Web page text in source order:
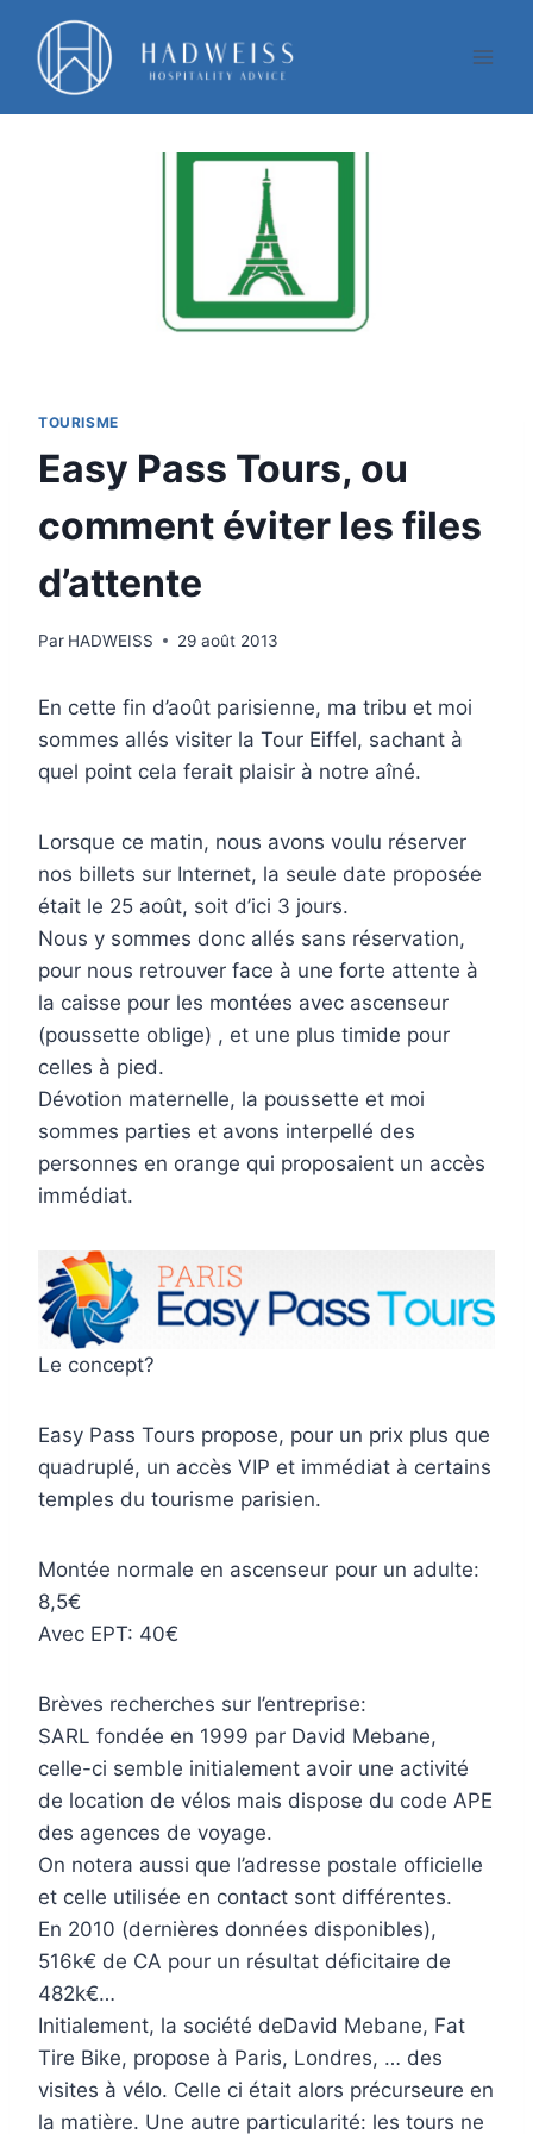
contenu
TOURISME
Easy Pass Tours, ou
comment éviter les files
d’attente
Par HADWEISS 29 août 2013
En cette fin d’août parisienne, ma tribu et moi
sommes allés visiter la Tour Eiffel, sachant à
quel point cela ferait plaisir à notre aîné.
Lorsque ce matin, nous avons voulu réserver
nos billets sur Internet, la seule date proposée
était le 25 août, soit d’ici 3 jours.
Nous y sommes donc allés sans réservation,
pour nous retrouver face à une forte attente à
la caisse pour les montées avec ascenseur
(poussette oblige) , et une plus timide pour
celles à pied.
Dévotion maternelle, la poussette et moi
sommes parties et avons interpellé des
personnes en orange qui proposaient un accès
immédiat.
Le concept?
Easy Pass Tours propose, pour un prix plus que
quadruplé, un accès VIP et immédiat à certains
temples du tourisme parisien.
Montée normale en ascenseur pour un adulte:
8,5€
Avec EPT: 40€
Brèves recherches sur l’entreprise:
SARL fondée en 1999 par David Mebane,
celle-ci semble initialement avoir une activité
de location de vélos mais dispose du code APE
des agences de voyage.
On notera aussi que l’adresse postale officielle
et celle utilisée en contact sont différentes.
En 2010 (dernières données disponibles),
516k€ de CA pour un résultat déficitaire de
482k€…
Initialement, la société deDavid Mebane, Fat
Tire Bike, propose à Paris, Londres, … des
visites à vélo. Celle ci était alors précurseure en
la matière. Une autre particularité: les tours ne